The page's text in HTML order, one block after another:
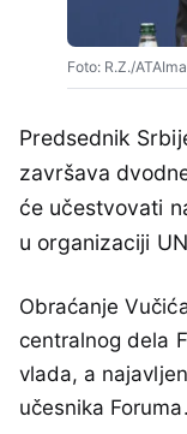
Foto: R.Z./
Predsednik
završava
će učestvovati
u organizaciji
Obraćanje
centralnog dela
vlada, a
učesnika Foruma.